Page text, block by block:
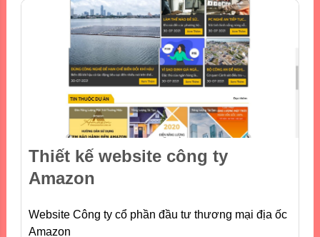
Thiết kế website công ty
Amazon
Website Công ty cổ phần đầu tư thương mại địa ốc
Amazon